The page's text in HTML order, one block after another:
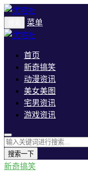
菜单
首页
新奇搞笑
动漫资讯
美女美图
宅男资讯
游戏资讯
搜索一下
新奇搞笑